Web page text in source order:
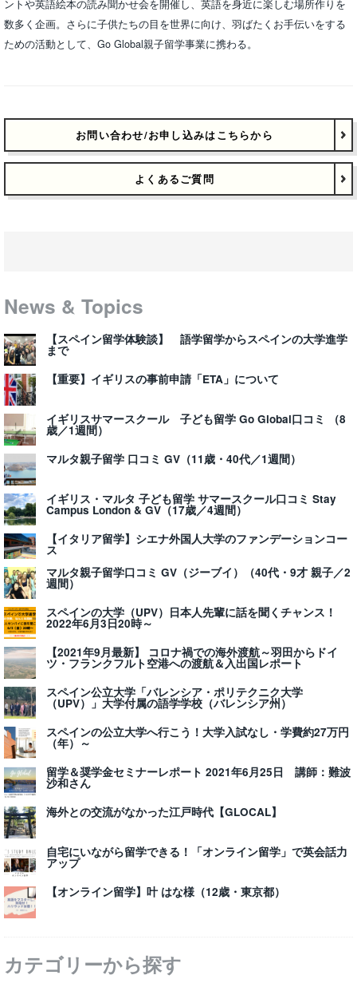
ントや英語絵本の読み聞かせ会を開催し、英語を身近に楽しむ場所作りを
数多く企画。さらに子供たちの目を世界に向け、羽ばたくお手伝いをする
ための活動として、Go Global親子留学事業に携わる。
お問い合わせ/お申し込みはこちらから
よくあるご質問
News & Topics
【スペイン留学体験談】 語学留学からスペインの大学進学
まで
【重要】イギリスの事前申請「ETA」について
イギリスサマースクール 子ども留学 Go Global口コミ （8
歳／1週間）
マルタ親子留学 口コミ GV（11歳・40代／1週間）
イギリス・マルタ 子ども留学 サマースクール口コミ Stay
Campus London & GV（17歳／4週間）
【イタリア留学】シエナ外国人大学のファンデーションコー
ス
マルタ親子留学口コミ GV（ジーブイ）（40代・9才 親子／2
週間）
スペインの大学（UPV）日本人先輩に話を聞くチャンス！
2022年6月3日20時～
【2021年9月最新】 コロナ禍での海外渡航～羽田からドイ
ツ・フランクフルト空港への渡航＆入出国レポート
スペイン公立大学「バレンシア・ポリテクニク大学
（UPV）」大学付属の語学学校（バレンシア州）
スペインの公立大学へ行こう！大学入試なし・学費約27万円
（年）～
留学＆奨学金セミナーレポート 2021年6月25日 講師：難波
沙和さん
海外との交流がなかった江戸時代【GLOCAL】
自宅にいながら留学できる！「オンライン留学」で英会話力
アップ
【オンライン留学】叶 はな様（12歳・東京都）
カテゴリーから探す